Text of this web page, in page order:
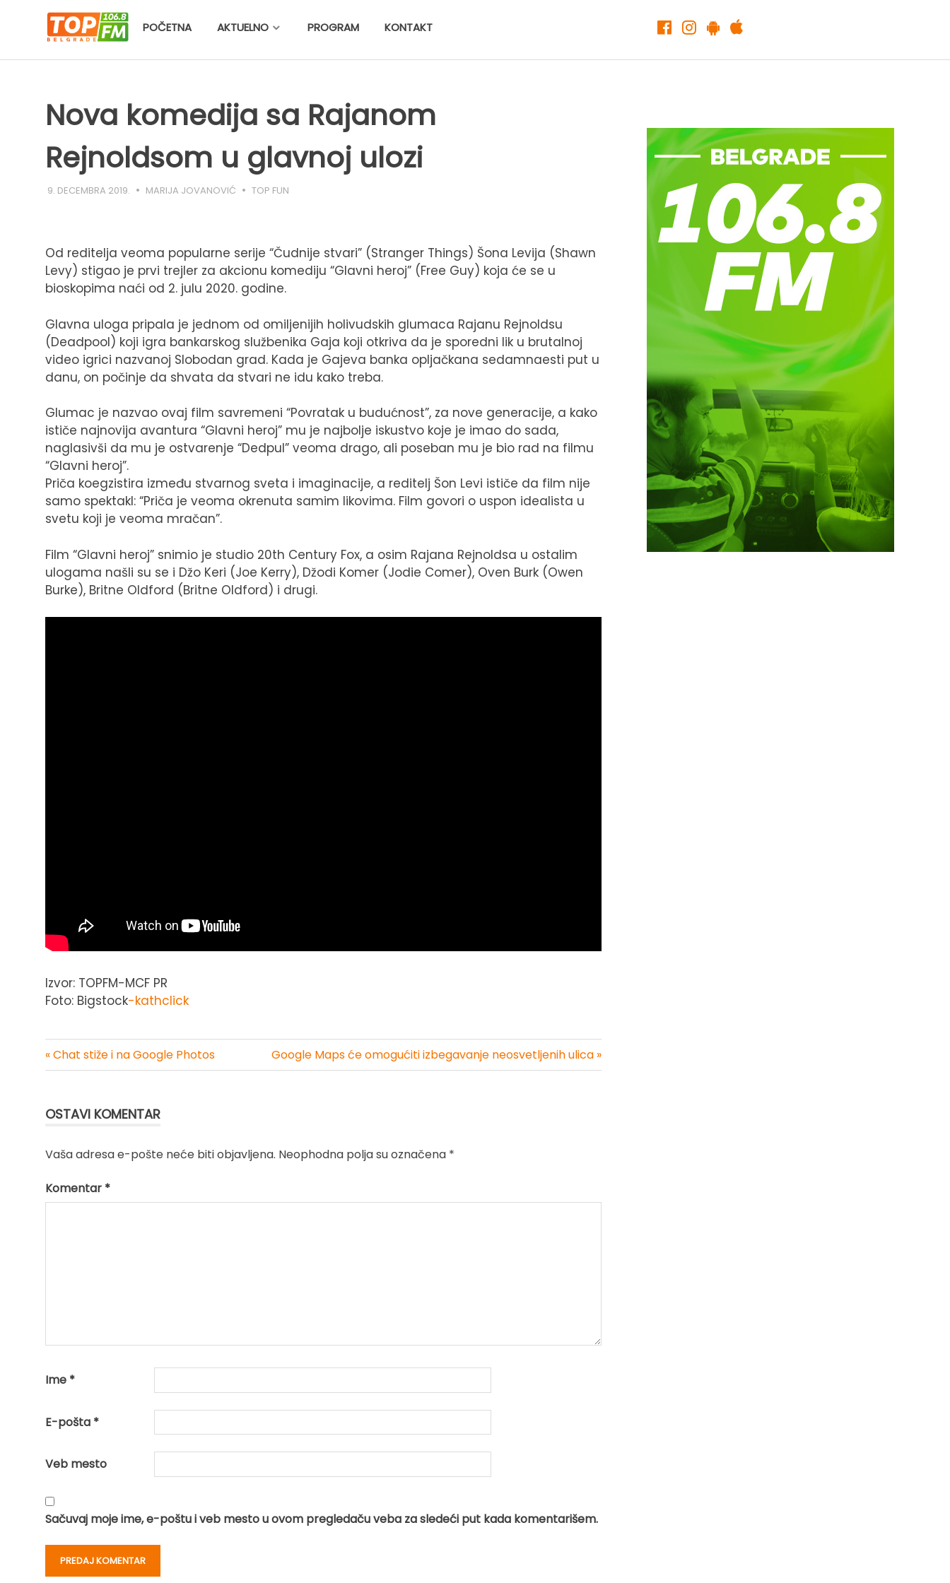
POČETNA AKTUELNO PROGRAM KONTAKT
Nova komedija sa Rajanom
Rejnoldsom u glavnoj ulozi
9. DECEMBRA 2019. MARIJA JOVANOVIĆ TOP FUN
Od reditelja veoma popularne serije “Čudnije stvari” (Stranger Things) Šona Levija (Shawn
Levy) stigao je prvi trejler za akcionu komediju “Glavni heroj” (Free Guy) koja će se u
bioskopima naći od 2. julu 2020. godine.
Glavna uloga pripala je jednom od omiljenijih holivudskih glumaca Rajanu Rejnoldsu
(Deadpool) koji igra bankarskog službenika Gaja koji otkriva da je sporedni lik u brutalnoj
video igrici nazvanoj Slobodan grad. Kada je Gajeva banka opljačkana sedamnaesti put u
danu, on počinje da shvata da stvari ne idu kako treba.
Glumac je nazvao ovaj film savremeni “Povratak u budućnost”, za nove generacije, a kako
ističe najnovija avantura “Glavni heroj” mu je najbolje iskustvo koje je imao do sada,
naglasivši da mu je ostvarenje “Dedpul” veoma drago, ali poseban mu je bio rad na filmu
“Glavni heroj”.
Priča koegzistira između stvarnog sveta i imaginacije, a reditelj Šon Levi ističe da film nije
samo spektakl: “Priča je veoma okrenuta samim likovima. Film govori o uspon idealista u
svetu koji je veoma mračan”.
Film “Glavni heroj” snimio je studio 20th Century Fox, a osim Rajana Rejnoldsa u ostalim
ulogama našli su se i Džo Keri (Joe Kerry), Džodi Komer (Jodie Comer), Oven Burk (Owen
Burke), Britne Oldford (Britne Oldford) i drugi.
Izvor: TOPFM-MCF PR
Foto: Bigstock-kathclick
Kretanje
« Chat stiže i na Google Photos Google Maps će omogućiti izbegavanje neosvetljenih ulica »
OSTAVI KOMENTAR
Vaša adresa e-pošte neće biti objavljena. Neophodna polja su označena *
Komentar *
Ime *
E-pošta *
Veb mesto
Sačuvaj moje ime, e-poštu i veb mesto u ovom pregledaču veba za sledeći put kada komentarišem.